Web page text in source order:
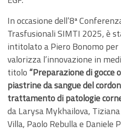
In occasione dell’8ª
Trasfusionali SIMTI 2025, è
intitolato a Piero Bonomo
valorizza l’innovazione in
titolo “Preparazione di gocce
piastrine da sangue del
trattamento di patologie
da Larysa Mykhailova,
Villa, Paolo Rebulla e Daniele